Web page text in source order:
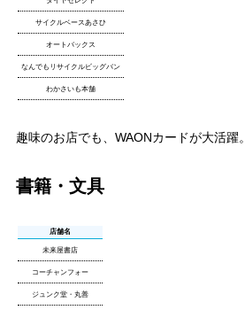
サイクルベースあさひ
オートバックス
なんでもリサイクルビッグバン
わかさいも本舗
趣味のお店でも、WAONカードが大活躍。
書籍・文具
店舗名
未来屋書店
コーチャンフォー
ジュンク堂・丸善